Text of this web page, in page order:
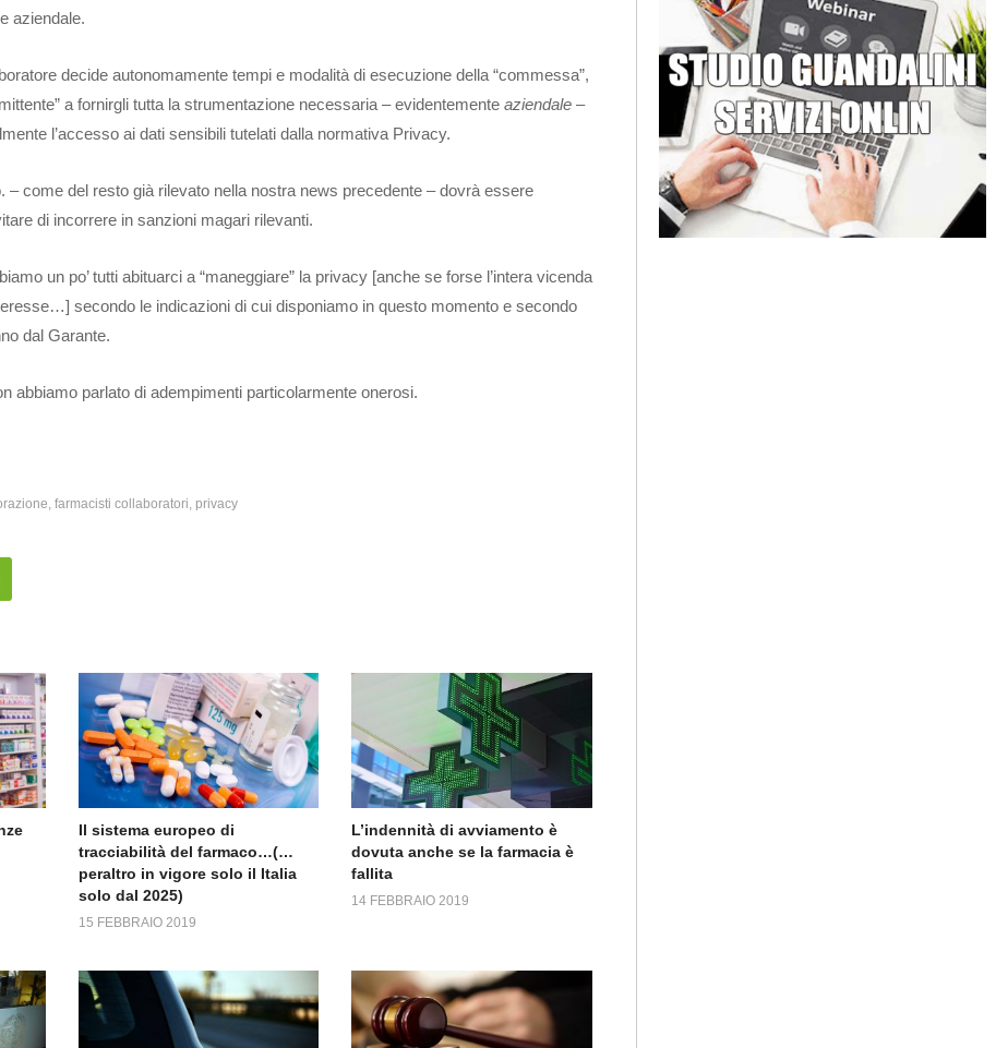
aziendale.
decide autonomamente tempi e modalità di esecuzione della “commessa”,
a fornirgli tutta la strumentazione necessaria – evidentemente aziendale –
l’accesso ai dati sensibili tutelati dalla normativa Privacy.
– come del resto già rilevato nella nostra news precedente – dovrà essere
di incorrere in sanzioni magari rilevanti.
un po’ tutti abituarci a “maneggiare” la privacy [anche se forse l’intera vicenda
secondo le indicazioni di cui disponiamo in questo momento e secondo
dal Garante.
abbiamo parlato di adempimenti particolarmente onerosi.
farmacisti collaboratori privacy
Il sistema europeo di
tracciabilità del farmaco…(…
peraltro in vigore solo il Italia
solo dal 2025)
15 FEBBRAIO 2019
L’indennità di avviamento è
dovuta anche se la farmacia è
fallita
14 FEBBRAIO 2019